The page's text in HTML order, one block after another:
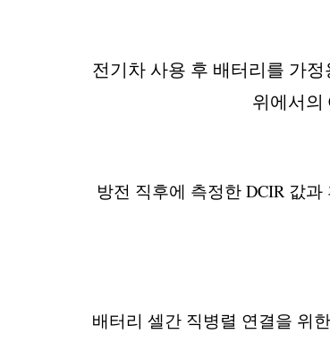
전기차 사용 후 배터리를 가
위에서의
방전 직후에 측정한 DCIR 값
배터리 셀간 직병렬 연결을 위